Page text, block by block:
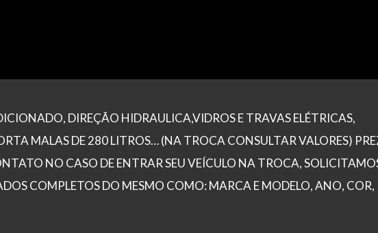
DIREÇÃO HIDRAULICA,VIDROS E TRAVAS ELÉTRICAS,
MALAS DE 280 LITROS… (NA TROCA CONSULTAR VALORES)
NO CASO DE ENTRAR SEU VEÍCULO NA TROCA,
COMPLETOS DO MESMO COMO: MARCA E MODELO, ANO, COR,